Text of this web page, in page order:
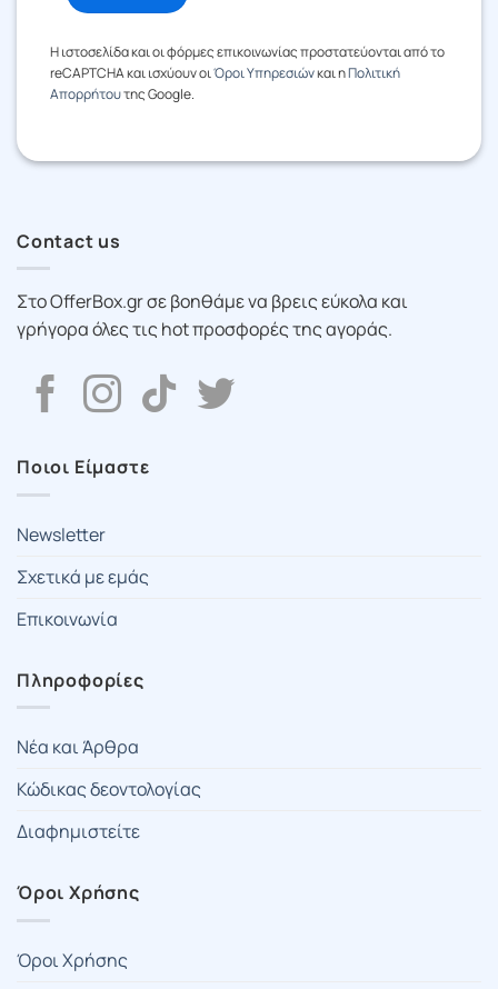
Η ιστοσελίδα και οι φόρμες επικοινωνίας προστατεύονται από το
reCAPTCHA και ισχύουν οιΌροι Υπηρεσιώνκαι ηΠολιτική
Απορρήτουτης Google.
Contact us
Στο OfferBox.gr σε βοηθάμε να βρεις εύκολα και
γρήγορα όλες τις hot προσφορές της αγοράς.
Ποιοι Είμαστε
Newsletter
Σχετικά με εμάς
Επικοινωνία
Πληροφορίες
Νέα και Άρθρα
Κώδικας δεοντολογίας
Διαφημιστείτε
Όροι Χρήσης
Όροι Χρήσης